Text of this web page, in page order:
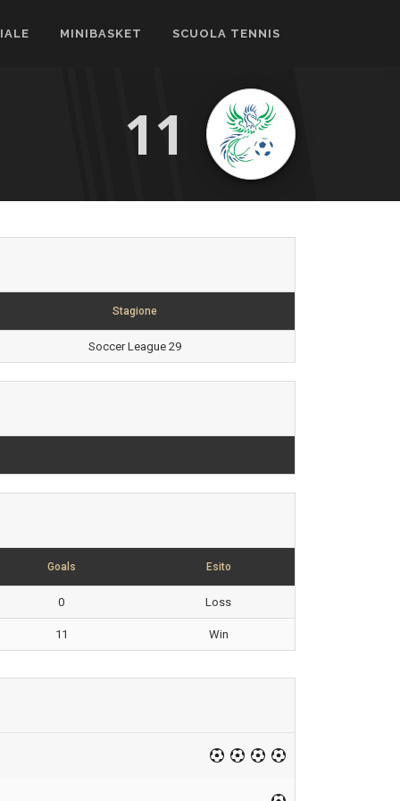
MINIBASKET SCUOLA TENNIS
11
Stagione
Soccer League 29
Goals Esito
0 Loss
11 Win